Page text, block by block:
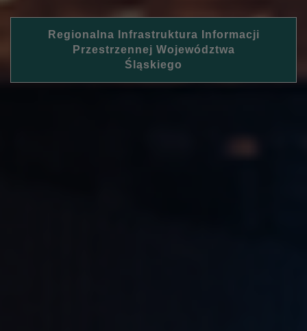
Regionalna Infrastruktura Informacji
Przestrzennej Województwa
Śląskiego